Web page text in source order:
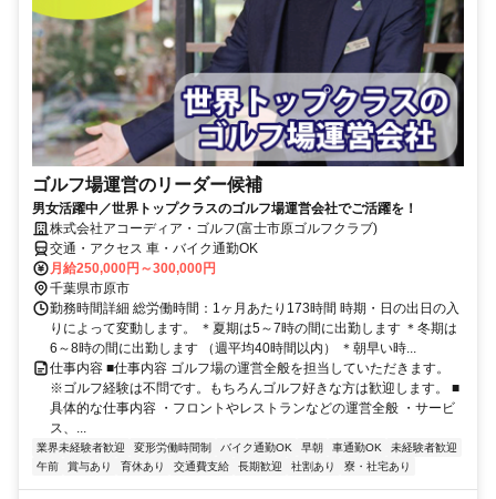
ゴルフ場運営のリーダー候補
男女活躍中／世界トップクラスのゴルフ場運営会社でご活躍を！
株式会社アコーディア・ゴルフ(富士市原ゴルフクラブ)
交通・アクセス 車・バイク通勤OK
月給250,000円～300,000円
千葉県市原市
勤務時間詳細 総労働時間：1ヶ月あたり173時間 時期・日の出日の入
りによって変動します。 ＊夏期は5～7時の間に出勤します ＊冬期は
6～8時の間に出勤します （週平均40時間以内） ＊朝早い時...
仕事内容 ■仕事内容 ゴルフ場の運営全般を担当していただきます。
※ゴルフ経験は不問です。もちろんゴルフ好きな方は歓迎します。 ■
具体的な仕事内容 ・フロントやレストランなどの運営全般 ・サービ
ス、...
業界未経験者歓迎 変形労働時間制 バイク通勤OK 早朝 車通勤OK
未経験者歓迎
午前
賞与あり 育休あり 交通費支給 長期歓迎 社割あり 寮・社宅あり